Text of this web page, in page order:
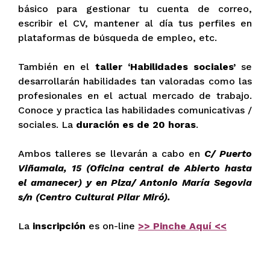
básico para gestionar tu cuenta de correo,
escribir el CV, mantener al día tus perfiles en
plataformas de búsqueda de empleo, etc.
También en el taller ‘Habilidades sociales’se
desarrollarán habilidades tan valoradas como las
profesionales en el actual mercado de trabajo.
Conoce y practica las habilidades comunicativas /
sociales. La duración es de 20 horas.
Ambos talleres se llevarán a cabo en C/ Puerto
Viñamala, 15 (Oficina central de Abierto hasta
el amanecer) y en Plza/ Antonio María Segovia
s/n (Centro Cultural Pilar Miró).
La inscripción es on-line >> Pinche Aquí <<